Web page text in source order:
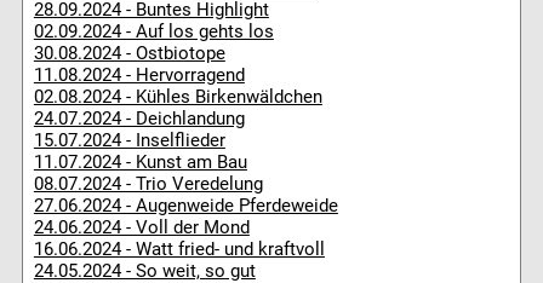
28.09.2024 - Buntes Highlight
02.09.2024 - Auf los gehts los
30.08.2024 - Ostbiotope
11.08.2024 - Hervorragend
02.08.2024 - Kühles Birkenwäldchen
24.07.2024 - Deichlandung
15.07.2024 - Inselflieder
11.07.2024 - Kunst am Bau
08.07.2024 - Trio Veredelung
27.06.2024 - Augenweide Pferdeweide
24.06.2024 - Voll der Mond
16.06.2024 - Watt fried- und kraftvoll
24.05.2024 - So weit, so gut